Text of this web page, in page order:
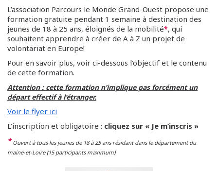
L’association Parcours le Monde Grand-Ouest propose une
formation gratuite pendant 1 semaine à destination des
jeunes de 18 à 25 ans, éloignés de la mobilité*, qui
souhaitent apprendre à créer de A à Z un projet de
volontariat en Europe!
Pour en savoir plus, voir ci-dessous l’objectif et le contenu
de cette formation.
Attention : cette formation n’implique pas forcément un
départ effectif à l’étranger.
Voir le flyer ici
L’inscription et obligatoire : cliquez sur « Je m’inscris »
* Ouvert à tous les jeunes de 18 à 25 ans résidant dans le département du
maine-et-Loire (15 participants maximum)